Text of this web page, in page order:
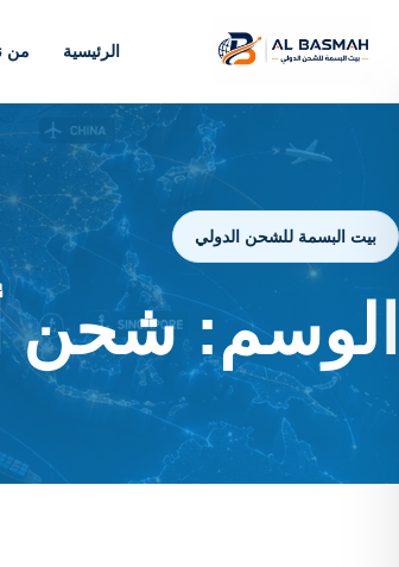
الرئيسية من
بيت البسمة للشحن الدولي
الوسم:شحن